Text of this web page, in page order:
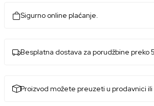
Sigurno online plaćanje.
Besplatna dostava za porudžbine preko
Proizvod možete preuzeti u prodavnici